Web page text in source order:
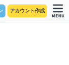
アカウント作成